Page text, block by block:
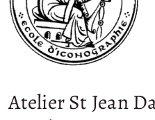
Atelier St Jean